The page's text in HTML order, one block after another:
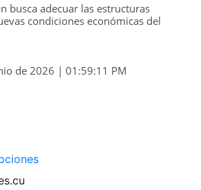
busca adecuar las estructuras
condiciones económicas del
de 2026 | 01:59:11 PM